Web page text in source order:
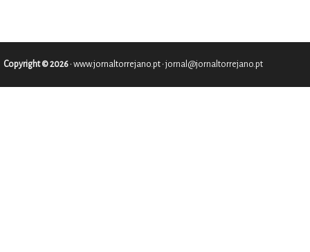
Copyright © 2026 • www.jornaltorrejano.pt • jornal@jornaltorrejano.pt